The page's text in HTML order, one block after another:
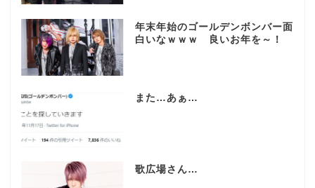
年末年始のゴールデンボンバー面
白いなｗｗｗ 良いお年を～！
また…あぁ…
歌広場さん…